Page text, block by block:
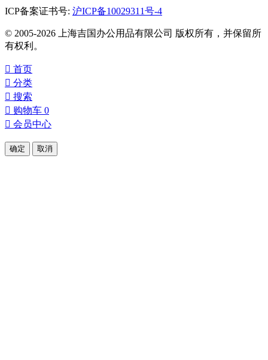
ICP备案证书号: 沪ICP备10029311号-4
© 2005-2026 上海吉国办公用品有限公司 版权所有，并保留所
有权利。
 首页
 分类
 搜索
 购物车 0
 会员中心
确定 取消